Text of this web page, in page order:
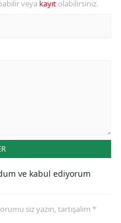
veya kayıt olabilirsiniz.
ve kabul ediyorum
siz yazın, tartışalım *